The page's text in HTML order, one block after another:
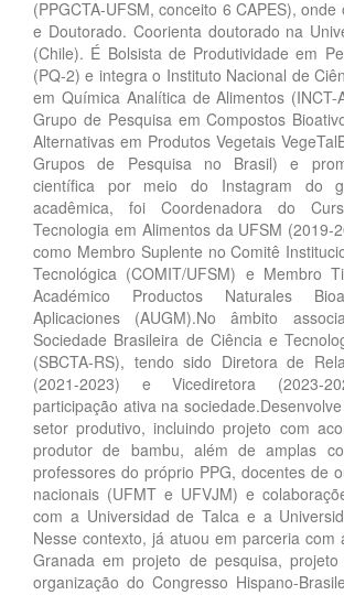
(PPGCTA-UFSM, conceito 6 CAPES),
e Doutorado. Coorienta doutorado na
(Chile). É Bolsista de Produtividade em
(PQ-2) e integra o Instituto Nacional de
em Química Analítica de Alimentos
Grupo de Pesquisa em Compostos
Alternativas em Produtos Vegetais
Grupos de Pesquisa no Brasil) e
científica por meio do Instagram do
acadêmica, foi Coordenadora do
Tecnologia em Alimentos da UFSM (2019-
como Membro Suplente no Comitê
Tecnológica (COMIT/UFSM) e Membro
Académico Productos Naturales
Aplicaciones (AUGM).No âmbito
Sociedade Brasileira de Ciência e
(SBCTA-RS), tendo sido Diretora de
(2021-2023) e Vicediretora (2023-
participação ativa na
setor produtivo, incluindo projeto com
produtor de bambu, além de amplas
professores do próprio PPG, docentes de
nacionais (UFMT e UFVJM) e
com a Universidad de Talca e a
Nesse contexto, já atuou em parceria com
Granada em projeto de pesquisa,
organização do Congresso Hispano-